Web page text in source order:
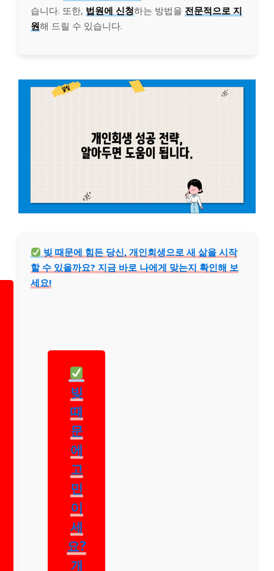
습니다. 또한, 법원에 신청하는 방법을 전문적으로 지
원해 드릴 수 있습니다.
빚 때문에 힘든 당신, 개인회생으로 새 삶을 시작
할 수 있을까요? 지금 바로 나에게 맞는지 확인해 보
세요!
빚
때
문
에
고
민
이
세
요?
개